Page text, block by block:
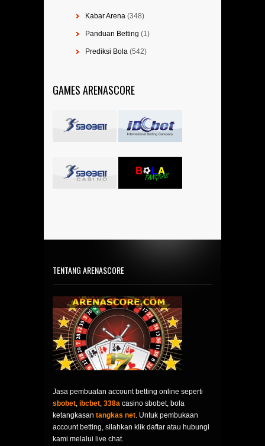
Kabar Arena (348)
Panduan Betting (1)
Prediksi Bola (542)
GAMES ARENASCORE
TENTANG ARENASCORE
Jasa pembuatan account betting online seperti
sbobet, ibcbet, 338a casino sbobet, bola
ketangkasan tangkas net. Untuk pembukaan
account betting, silahkan klik daftar atau hubungi
kami melalui live chat.